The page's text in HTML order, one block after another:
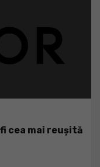
cea mai reușită